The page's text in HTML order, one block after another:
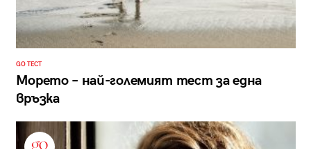
GO ТЕСТ
Морето – най-големият тест за една
връзка